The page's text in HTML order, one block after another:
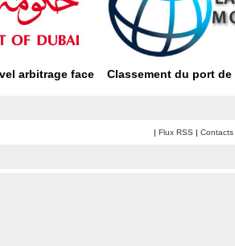
arbitrage face
Classement du port
| Flux RSS | Contacts